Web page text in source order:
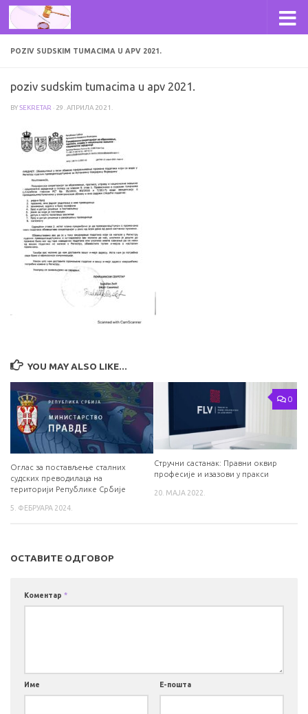
Skip to content
POZIV SUDSKIM TUMACIMA U APV 2021.
poziv sudskim tumacima u apv 2021.
BYSEKRETAR · 29. АПРИЛА 2021.
YOU MAY ALSO LIKE...
Оглас за постављење сталних
судских преводилаца на
територији Републике Србије
5. ФЕБРУАРА 2024.
0
Стручни састанак: Правни оквир
професије и изазови у пракси
20. МАЈА 2022.
ОСТАВИТЕ ОДГОВОР
Коментар *
Име Е-пошта